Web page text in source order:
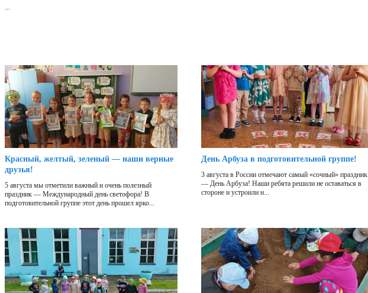
...
Красный, желтый, зеленый — наши верные
друзья!
5 августа мы отметили важный и очень полезный
праздник — Международный день светофора! В
подготовительной группе этот день прошел ярко...
День Арбуза в подготовительной группе!
3 августа в России отмечают самый «сочный» праздник
— День Арбуза! Наши ребята решили не оставаться в
стороне и устроили н...